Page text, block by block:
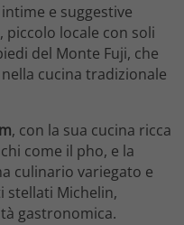
e suggestive
locale con soli
del Monte Fuji, che
cucina tradizionale
, con la sua cucina ricca
come il pho, e la
culinario variegato e
stellati Michelin,
gastronomica.